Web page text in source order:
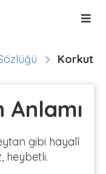
Korkut
gibi hayalî
heybetli.